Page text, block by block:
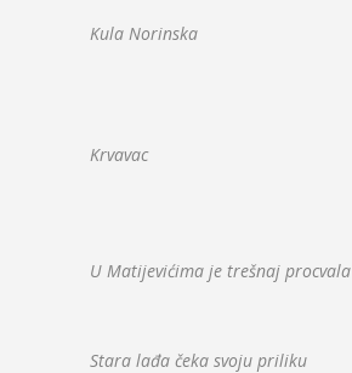
Kula Norinska
Krvavac
U Matijevićima je trešnaj procvala
Stara lađa čeka svoju priliku